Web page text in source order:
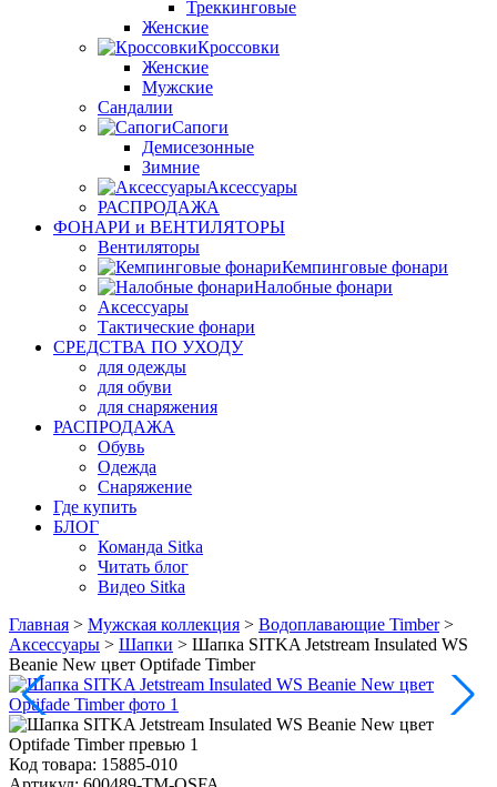
Треккинговые
Женские
Кроссовки
Женские
Мужские
Сандалии
Сапоги
Демисезонные
Зимние
Аксессуары
РАСПРОДАЖА
ФОНАРИ и ВЕНТИЛЯТОРЫ
Вентиляторы
Кемпинговые фонари
Налобные фонари
Аксессуары
Тактические фонари
СРЕДСТВА ПО УХОДУ
для одежды
для обуви
для снаряжения
РАСПРОДАЖА
Обувь
Одежда
Снаряжение
Где купить
БЛОГ
Команда Sitka
Читать блог
Видео Sitka
Главная > Мужская коллекция > Водоплавающие Timber >
Аксессуары > Шапки > Шапка SITKA Jetstream Insulated WS
Beanie New цвет Optifade Timber
Код товара: 15885-010